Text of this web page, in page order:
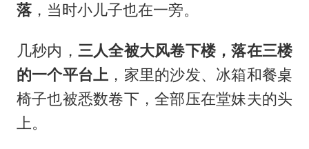
落，当时小儿子也在一旁。
几秒内， 三人全被大风卷下楼，落在三楼
的一个平台上 ，家里的沙发、冰箱和餐桌
椅子也被悉数卷下，全部压在堂妹夫的头
上。